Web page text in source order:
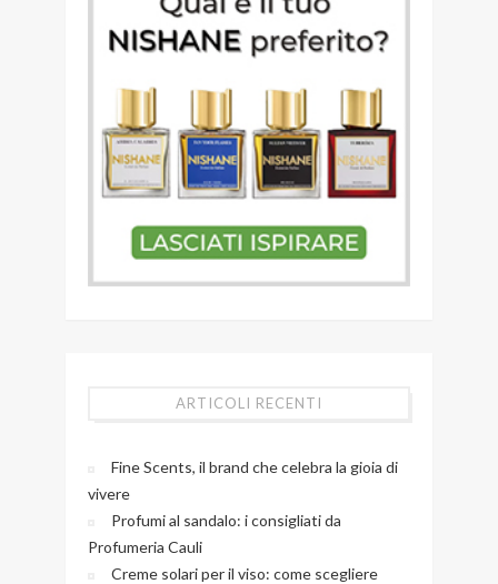
ARTICOLI RECENTI
Fine Scents, il brand che celebra la gioia di
vivere
Profumi al sandalo: i consigliati da
Profumeria Cauli
Creme solari per il viso: come scegliere